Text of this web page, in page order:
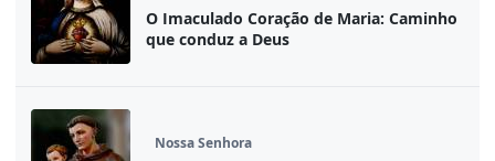
O Imaculado Coração de Maria: Caminho
que conduz a Deus
Nossa Senhora